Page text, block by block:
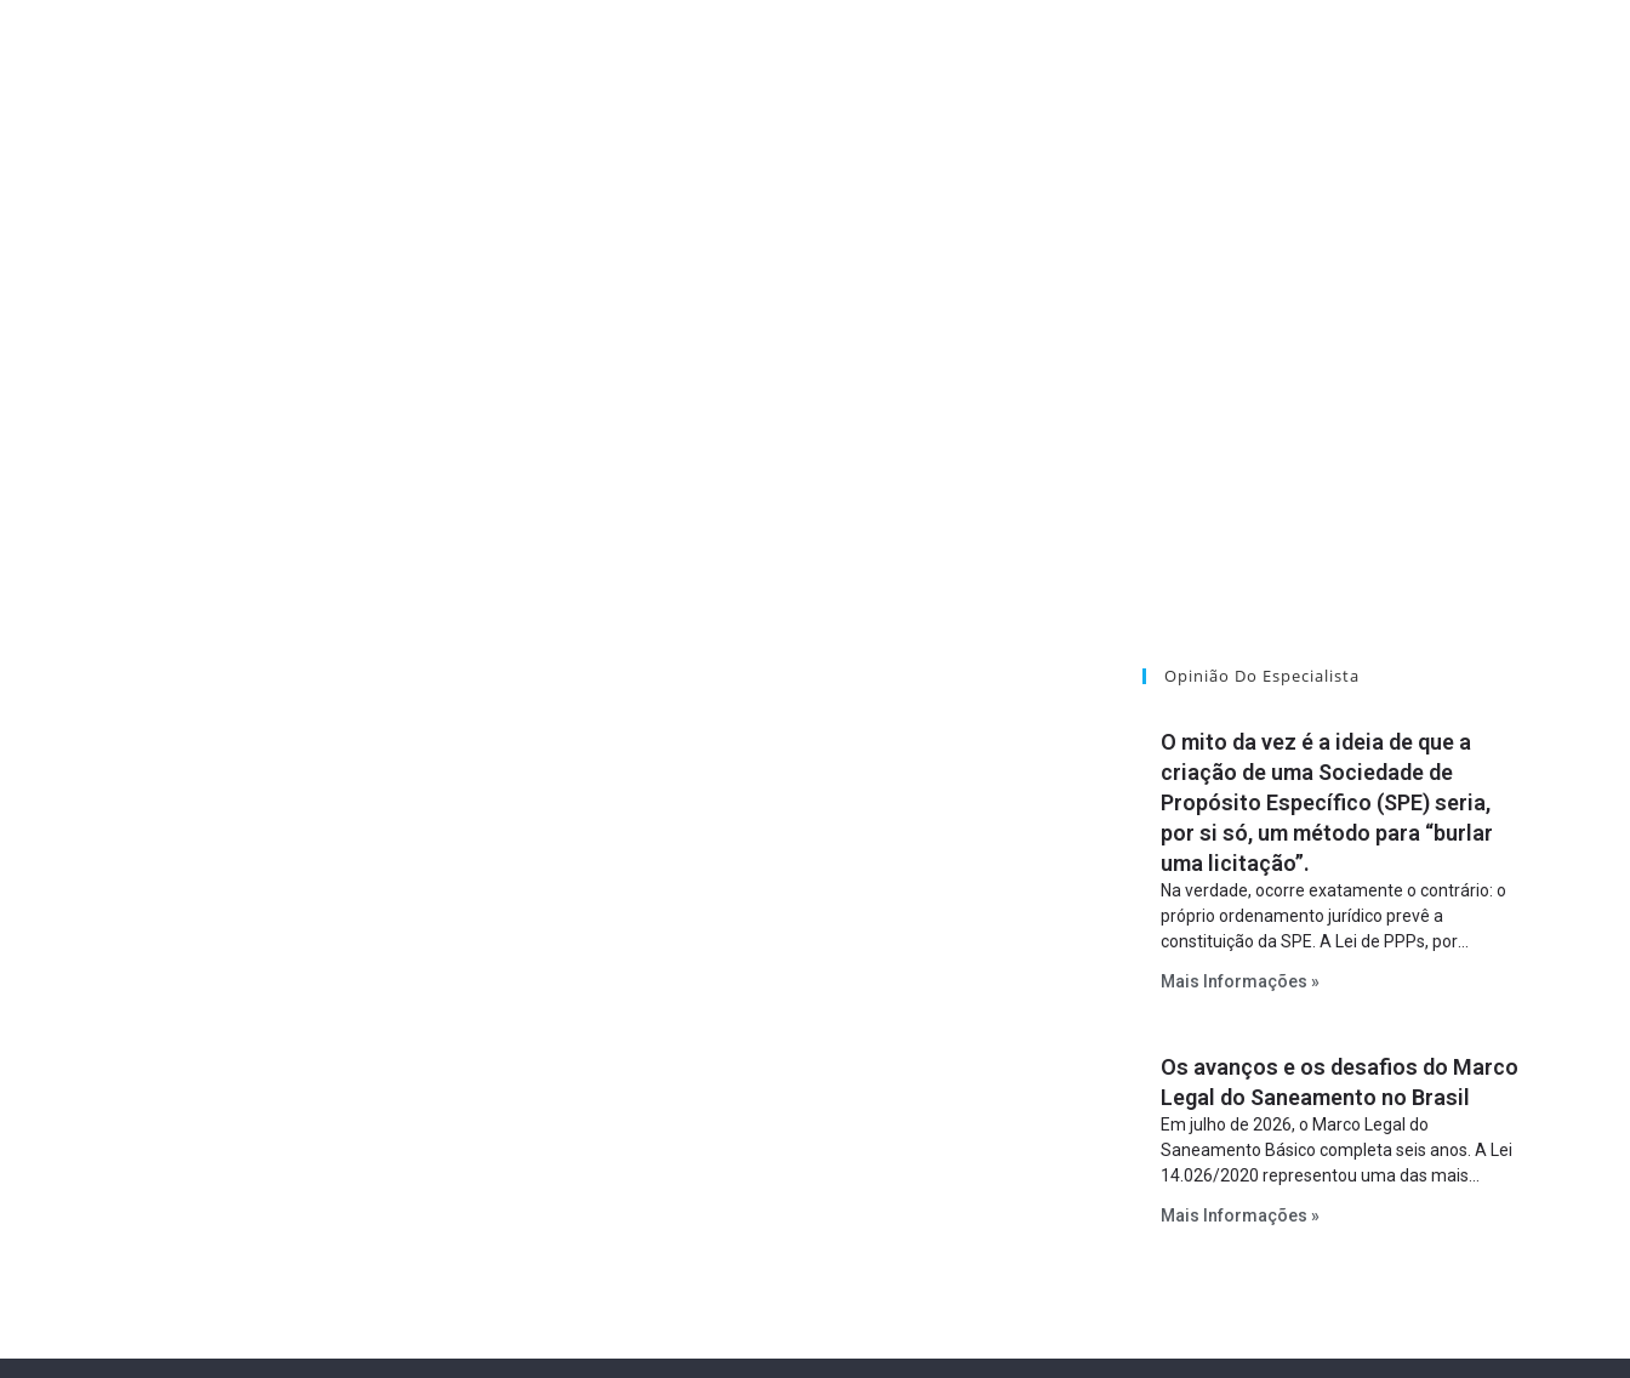
Opinião Do Especialista
O mito da vez é a ideia de que a
criação de uma Sociedade de
Propósito Específico (SPE) seria,
por si só, um método para “burlar
uma licitação”.
Na verdade, ocorre exatamente o contrário: o
próprio ordenamento jurídico prevê a
constituição da SPE. A Lei de PPPs, por
constitua uma SPE para implantar e gerir o
Lei de Concessões, a figura é facultativa e
sujeita a uma escolha racional de projeto a
projeto.
Mais Informações »
Os avanços e os desafios do Marco
Legal do Saneamento no Brasil
Em julho de 2026, o Marco Legal do
Saneamento Básico completa seis anos. A Lei
14.026/2020 representou uma das mais
estabelecer metas claras para a
mecanismos voltados à segurança jurídica dos
Mais Informações »